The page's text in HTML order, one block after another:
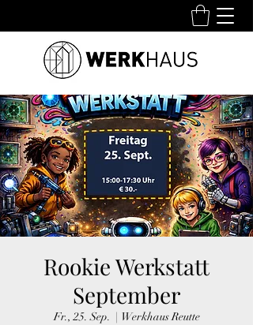
Rookie Werkstatt
September
Fr., 25. Sep.
  |
Werkhaus Reutte